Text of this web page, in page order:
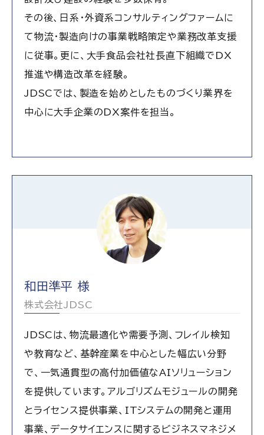
その後、日系・外資系コンサルティングファームに
て物流・製造向けの事業戦略策定や業務改革支援
に従事。更に、大手食品会社社長直下組織でDX
推進や構造改革を経験。
JDSCでは、製造を始めとしたものづくり業界を
中心に大手企業のDX案件を担当。
和田準平 様
株式会社JDSC
JDSCは、物流最適化や需要予測、フレイル検知
や教育など、基幹産業を中心とした幅広い分野
で、一気通貫型の高付加価値なAIソリューション
を提供しています。アルゴリズムモジュールの開発
とライセンス提供事業、ITシステムの開発と運用
事業、データサイエンスに関するビジネスマネジメ